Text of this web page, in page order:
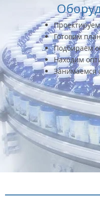
Готовим
Подбираем
Находим
Занимаемся